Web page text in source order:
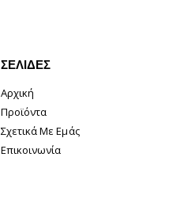
ΣΕΛΊΔΕΣ
Αρχική
Προϊόντα
Σχετικά Με Εμάς
Επικοινωνία